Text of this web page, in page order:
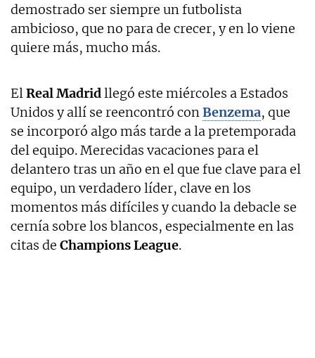
demostrado ser siempre un futbolista
ambicioso, que no para de crecer, y en lo viene
quiere más, mucho más.
ElReal Madridllegó este miércoles a Estados
Unidos y allí se reencontró conBenzema, que
se incorporó algo más tarde a la pretemporada
del equipo. Merecidas vacaciones para el
delantero tras un año en el que fue clave para el
equipo, un verdadero líder, clave en los
momentos más difíciles y cuando la debacle se
cernía sobre los blancos, especialmente en las
citas de ChampionsLeague.